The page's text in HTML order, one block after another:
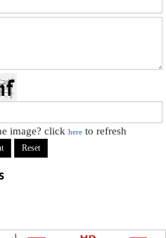
image? clickhere to refresh